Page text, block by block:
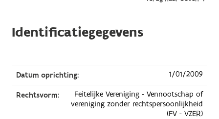
Identificatiegegevens
Datum oprichting: 1/01/2009
Rechtsvorm:
Feitelijke Vereniging - Vennootschap of
vereniging zonder rechtspersoonlijkheid
(FV - VZER)